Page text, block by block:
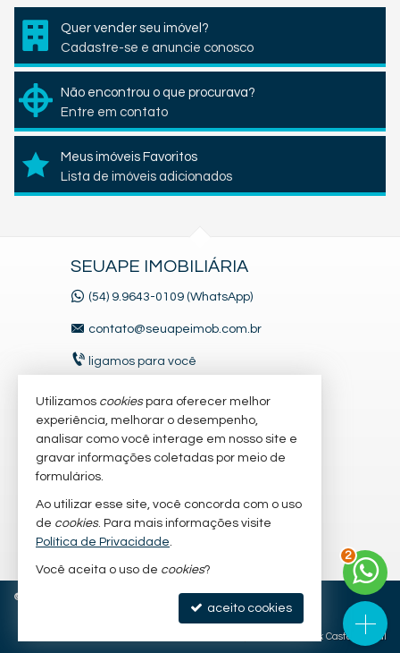
Quer vender seu imóvel?
Cadastre-se e anuncie conosco
Não encontrou o que procurava?
Entre em contato
Meus imóveis Favoritos
Lista de imóveis adicionados
SEUAPE IMOBILIÁRIA
(54) 9.9643-0109 (WhatsApp)
contato@seuapeimob.com.br
ligamos para você
VEJA MAIS
receba nosso newsletter
cadastre seu imóvel
imóveis favoritos
mapa de imóveis
© Política de Privacidade
Site para imobiliárias: Castel Digital
Utilizamos cookiespara oferecer melhor
experiência, melhorar o desempenho,
analisar como você interage em nosso site e
gravar informações coletadas por meio de
formulários.
Ao utilizar esse site, você concorda com o uso
de cookies. Para mais informações visite
Política de Privacidade.
Você aceita o uso de cookies?
aceito cookies